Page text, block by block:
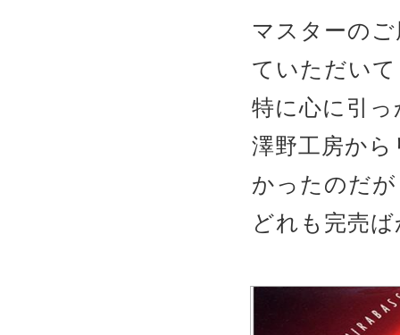
マスターの
ていただいて
特に心に引
澤野工房か
かったのだが
どれも完売